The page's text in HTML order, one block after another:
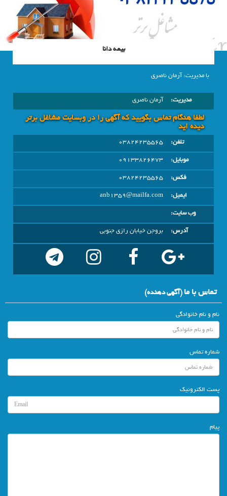
بیمه دانا
با مدیریت: آرمان ناصری
مدیریت: آرمان ناصری
لطفا هنگام تماس بگویید که آگهی را در وبسايت مشاغل برتر
دیده اید
تلفن:
03824235565
موبایل:
09133826473
فکس:
03824235565
ایمیل:
anb1359@mailfa.com
وب سایت:
آدرس:
بروجن خیابان رازی جنوبی
تماس با ما(آگهي دهنده)
نام و نام خانوادگی
شماره تماس
پست الکترونیک
پیام